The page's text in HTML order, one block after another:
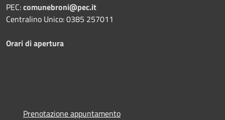
PEC:comunebroni@pec.it
Centralino Unico: 0385 257011
Orari di apertura
Prenotazione appuntamento